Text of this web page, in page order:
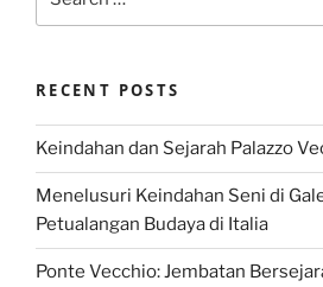
for:
RECENT POSTS
Keindahan dan Sejarah Palazzo
Menelusuri Keindahan Seni di
Petualangan Budaya di Italia
Ponte Vecchio: Jembatan